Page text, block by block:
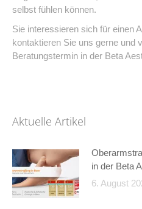
selbst fühlen können.
Sie interessieren sich für einen
kontaktieren Sie uns gerne und
Beratungstermin in der Beta
Aktuelle Artikel
in der Beta
6. August